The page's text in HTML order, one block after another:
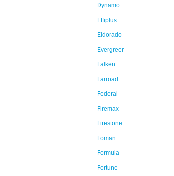
Dynamo
Effiplus
Eldorado
Evergreen
Falken
Farroad
Federal
Firemax
Firestone
Foman
Formula
Fortune